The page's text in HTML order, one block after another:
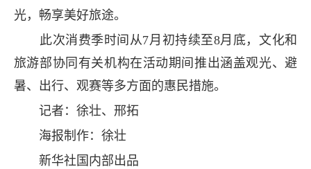
光，畅享美好旅途。
此次消费季时间从7月初持续至8月底，文化和
旅游部协同有关机构在活动期间推出涵盖观光、避
暑、出行、观赛等多方面的惠民措施。
记者：徐壮、邢拓
海报制作：徐壮
新华社国内部出品